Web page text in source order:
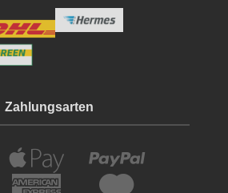
Zahlungsarten